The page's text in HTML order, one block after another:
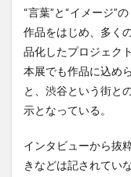
“言葉”と“イメージ”
作品をはじめ、多く
品化したプロジェク
本展でも作品に込め
と、渋谷という街と
示となっている。
インタビューから抜
きなどは記されてい